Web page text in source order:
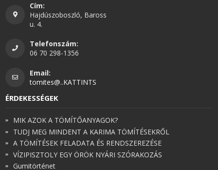
Cím:
Hajdúszoboszló, Baross
u. 4.
Telefonszám:
06 70 298-1356
Email:
tomites@..KATTINTS
ÉRDEKESSÉGEK
MIK AZOK A TÖMÍTŐANYAGOK?
TUDJ MEG MINDENT A KARIMA TÖMÍTÉSEKRŐL
A TÖMÍTÉSEK FELADATA ÉS RENDSZEREZÉSE
VÍZIPISZTOLY EGY ÖRÖK NYÁRI SZÓRAKOZÁS
Gumitörténet